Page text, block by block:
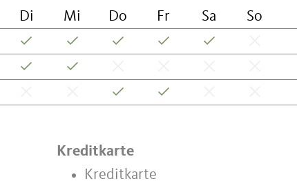
Di Mi Do Fr Sa
So
Kreditkarte
Kreditkarte